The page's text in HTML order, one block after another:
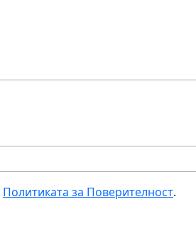
Политиката за Поверителност.